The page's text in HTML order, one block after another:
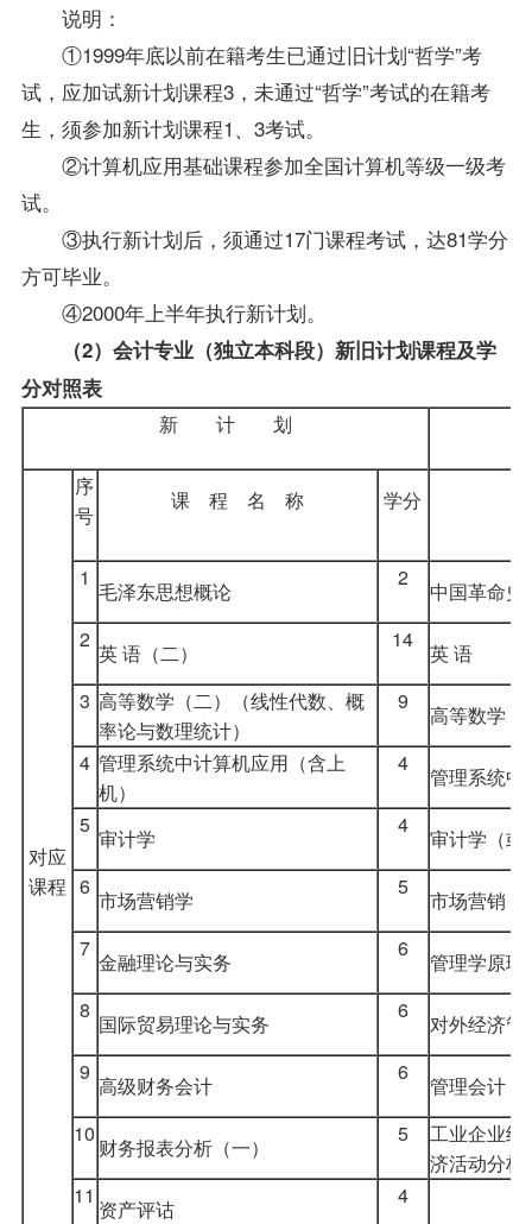
说明：
①1999年底以前在籍考生已通过旧计划“哲学”考
试，应加试新计划课程3，未通过“哲学”考试的在籍考
生，须参加新计划课程1、3考试。
②计算机应用基础课程参加全国计算机等级一级考
试。
③执行新计划后，须通过17门课程考试，达81学分
方可毕业。
④2000年上半年执行新计划。
（2） 会计专业（独立本科段） 新旧计划课程及学
分对照表
新 计 划
对应
课程
序
号
课 程 名 称 学分
1
毛泽东思想概论
2
中国革命史
2
英 语（二）
14
英 语
3 高等数学（二）（线性代数、概
率论与数理统计）
9
高等数学（
4 管理系统中计算机应用（含上
机）
4
管理系统中
5
审计学
4
审计学（或
6
市场营销学
5
市场营销（
7
金融理论与实务
6
管理学原理
8
国际贸易理论与实务
6
对外经济管
9
高级财务会计
6
管理会计
10
财务报表分析（一）
5
工业企业
济活动分析
11
资产评诂
4